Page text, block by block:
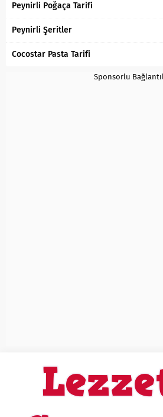
Peynirli Poğaça Tarifi
Peynirli Şeritler
Cocostar Pasta Tarifi
Sponsorlu